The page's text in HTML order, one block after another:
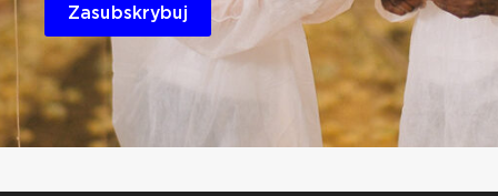
Zasubskrybuj